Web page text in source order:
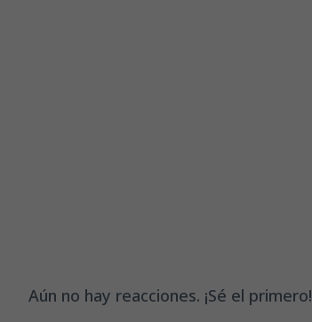
Aún no hay reacciones. ¡Sé el primero!